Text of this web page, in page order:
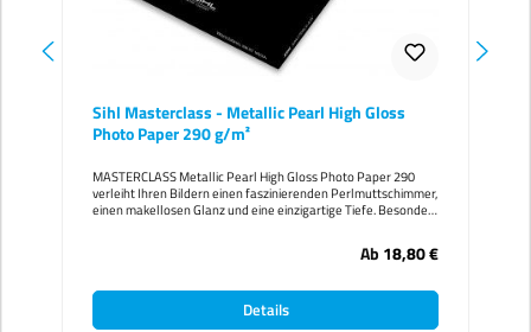
Sihl Masterclass - Metallic Pearl High Gloss
Photo Paper 290 g/m²
MASTERCLASS Metallic Pearl High Gloss Photo Paper 290
verleiht Ihren Bildern einen faszinierenden Perlmuttschimmer,
einen makellosen Glanz und eine einzigartige Tiefe. Besonders
zarten Tönen greift Papiereigenschaften im Überblick: ·
Oberfläche: hochglänzend · Flächengewicht: 290 g/m² · Dicke:
270 µm · Opazität: >97% · Makelloser Glanz · Beste
Ab 18,80 €
Details